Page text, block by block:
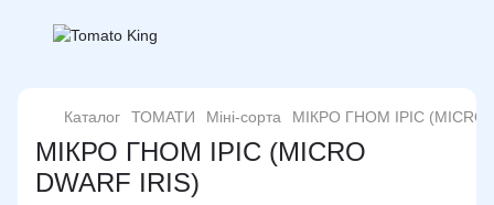
Каталог ТОМАТИ Міні-сорта МІКРО ГНОМ ІРІС (MICRO
МІКРО ГНОМ ІРІС (MICRO
DWARF IRIS)